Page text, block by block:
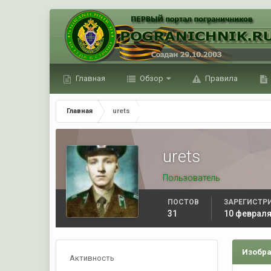
Главная Обзор Правила
Главная urets
urets
Пользователь
ПОСТОВ
31 10
Активность